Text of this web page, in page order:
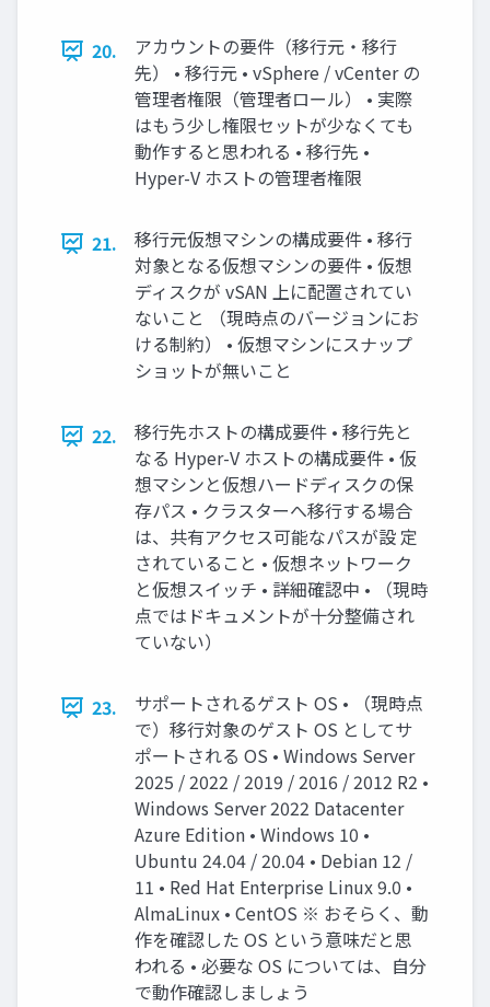
20.
アカウントの要件（移行元・移行
先） • 移行元 • vSphere / vCenter の
管理者権限（管理者ロール） • 実際
はもう少し権限セットが少なくても
動作すると思われる • 移行先 •
Hyper-V ホストの管理者権限
21.
移行元仮想マシンの構成要件 • 移行
対象となる仮想マシンの要件 • 仮想
ディスクが vSAN 上に配置されてい
ないこと （現時点のバージョンにお
ける制約） • 仮想マシンにスナップ
ショットが無いこと
22.
移行先ホストの構成要件 • 移行先と
なる Hyper-V ホストの構成要件 • 仮
想マシンと仮想ハードディスクの保
存パス • クラスターへ移行する場合
は、共有アクセス可能なパスが設 定
されていること • 仮想ネットワーク
と仮想スイッチ • 詳細確認中 • （現時
点ではドキュメントが十分整備され
ていない）
23.
サポートされるゲスト OS • （現時点
で）移行対象のゲスト OS としてサ
ポートされる OS • Windows Server
2025 / 2022 / 2019 / 2016 / 2012 R2 •
Windows Server 2022 Datacenter
Azure Edition • Windows 10 •
Ubuntu 24.04 / 20.04 • Debian 12 /
11 • Red Hat Enterprise Linux 9.0 •
AlmaLinux • CentOS ※ おそらく、動
作を確認した OS という意味だと思
われる • 必要な OS については、自分
で動作確認しましょう